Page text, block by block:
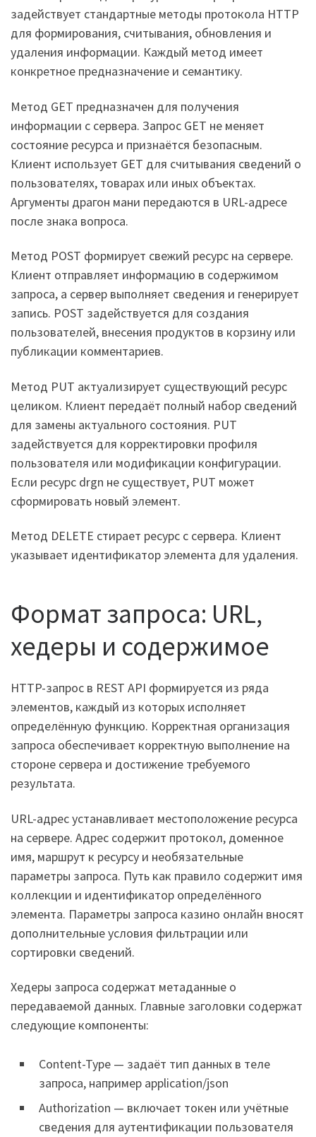
задействует стандартные методы протокола HTTP
для формирования, считывания, обновления и
удаления информации. Каждый метод имеет
конкретное предназначение и семантику.
Метод GET предназначен для получения
информации с сервера. Запрос GET не меняет
состояние ресурса и признаётся безопасным.
Клиент использует GET для считывания сведений о
пользователях, товарах или иных объектах.
Аргументы драгон мани передаются в URL-адресе
после знака вопроса.
Метод POST формирует свежий ресурс на сервере.
Клиент отправляет информацию в содержимом
запроса, а сервер выполняет сведения и генерирует
запись. POST задействуется для создания
пользователей, внесения продуктов в корзину или
публикации комментариев.
Метод PUT актуализирует существующий ресурс
целиком. Клиент передаёт полный набор сведений
для замены актуального состояния. PUT
задействуется для корректировки профиля
пользователя или модификации конфигурации.
Если ресурс drgn не существует, PUT может
сформировать новый элемент.
Метод DELETE стирает ресурс с сервера. Клиент
указывает идентификатор элемента для удаления.
Формат запроса: URL,
хедеры и содержимое
HTTP-запрос в REST API формируется из ряда
элементов, каждый из которых исполняет
определённую функцию. Корректная организация
запроса обеспечивает корректную выполнение на
стороне сервера и достижение требуемого
результата.
URL-адрес устанавливает местоположение ресурса
на сервере. Адрес содержит протокол, доменное
имя, маршрут к ресурсу и необязательные
параметры запроса. Путь как правило содержит имя
коллекции и идентификатор определённого
элемента. Параметры запроса казино онлайн вносят
дополнительные условия фильтрации или
сортировки сведений.
Хедеры запроса содержат метаданные о
передаваемой данных. Главные заголовки содержат
следующие компоненты:
Content-Type — задаёт тип данных в теле
запроса, например application/json
Authorization — включает токен или учётные
сведения для аутентификации пользователя